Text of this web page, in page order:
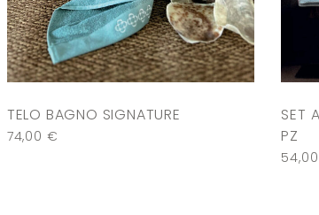
TELO BAGNO SIGNATURE
74,00 €
SET
PZ